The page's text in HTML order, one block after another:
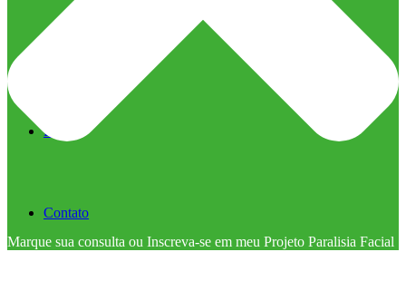
Blog
Contato
Marque sua consulta ou Inscreva-se em meu Projeto Paralisia Facial